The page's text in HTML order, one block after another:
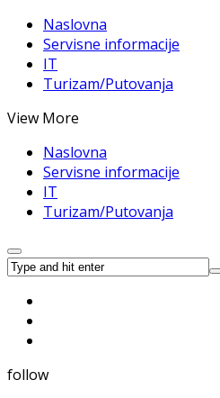
Naslovna
Servisne informacije
IT
Turizam/Putovanja
View More
Naslovna
Servisne informacije
IT
Turizam/Putovanja
follow